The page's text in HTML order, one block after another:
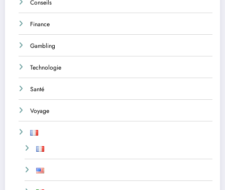
Conseils
Finance
Gambling
Technologie
Santé
Voyage